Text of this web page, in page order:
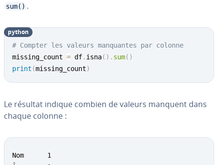
sum() .
# Compter les valeurs manquantes par colonne
missing_count = df. isna( ) . sum( )
print (missing_count)
python
Le résultat indique combien de valeurs manquent dans
chaque colonne :
Nom      1